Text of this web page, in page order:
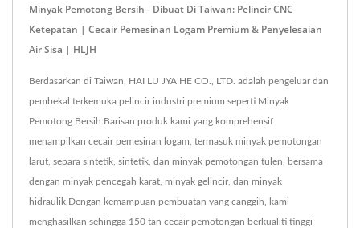
Minyak Pemotong Bersih - Dibuat Di Taiwan: Pelincir CNC
Ketepatan | Cecair Pemesinan Logam Premium & Penyelesaian
Air Sisa | HLJH
Berdasarkan di Taiwan, HAI LU JYA HE CO., LTD. adalah pengeluar dan
pembekal terkemuka pelincir industri premium seperti Minyak
Pemotong Bersih.Barisan produk kami yang komprehensif
menampilkan cecair pemesinan logam, termasuk minyak pemotongan
larut, separa sintetik, sintetik, dan minyak pemotongan tulen, bersama
dengan minyak pencegah karat, minyak gelincir, dan minyak
hidraulik.Dengan kemampuan pembuatan yang canggih, kami
menghasilkan sehingga 150 tan cecair pemotongan berkualiti tinggi